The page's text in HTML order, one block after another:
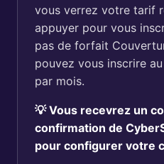
vous verrez votre tarif
appuyer pour vous
pas de forfait
pouvez vous inscrire
par mois.
💡 Vous recevrez un
confirmation de
pour configurer votre